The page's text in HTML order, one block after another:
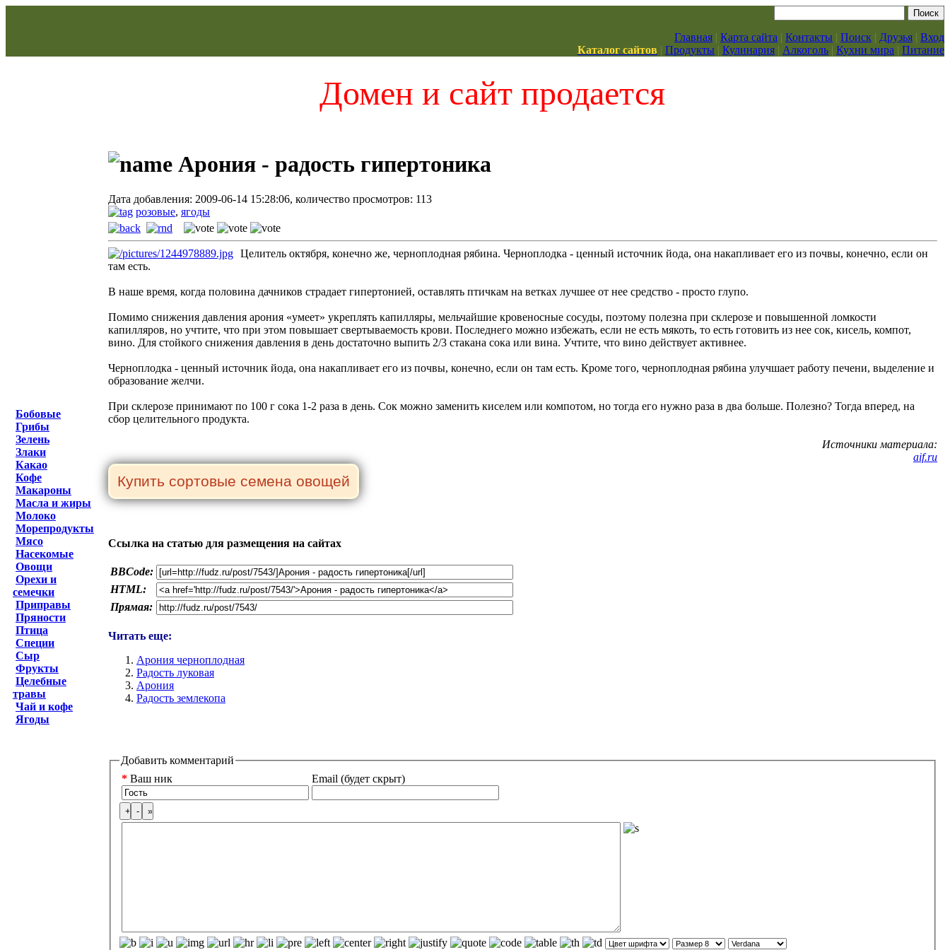
Главная | Карта сайта | Контакты | Поиск | Друзья | Вход
Каталог сайтов | Продукты | Кулинария | Алкоголь | Кухни мира | Питание
Домен и сайт продается
Бобовые
Грибы
Зелень
Злаки
Какао
Кофе
Макароны
Масла и жиры
Молоко
Морепродукты
Мясо
Насекомые
Овощи
Орехи и
семечки
Приправы
Пряности
Птица
Специи
Сыр
Фрукты
Целебные
травы
Чай и кофе
Ягоды
Арония - радость гипертоника
Дата добавления: 2009-06-14 15:28:06, количество просмотров: 113
розовые, ягоды
Целитель октября, конечно же, черноплодная рябина. Черноплодка - ценный источник йода, она накапливает его из почвы, конечно, если он
там есть.
В наше время, когда половина дачников страдает гипертонией, оставлять птичкам на ветках лучшее от нее средство - просто глупо.
Помимо снижения давления арония «умеет» укреплять капилляры, мельчайшие кровеносные сосуды, поэтому полезна при склерозе и повышенной ломкости
капилляров, но учтите, что при этом повышает свертываемость крови. Последнего можно избежать, если не есть мякоть, то есть готовить из нее сок, кисель, компот,
вино. Для стойкого снижения давления в день достаточно выпить 2/3 стакана сока или вина. Учтите, что вино действует активнее.
Черноплодка - ценный источник йода, она накапливает его из почвы, конечно, если он там есть. Кроме того, черноплодная рябина улучшает работу печени, выделение и
образование желчи.
При склерозе принимают по 100 г сока 1-2 раза в день. Сок можно заменить киселем или компотом, но тогда его нужно раза в два больше. Полезно? Тогда вперед, на
сбор целительного продукта.
Источники материала:
aif.ru
Ссылка на статью для размещения на сайтах
BBCode:
HTML:
Прямая:
Читать еще:
Арония черноплодная
Радость луковая
Арония
Радость землекопа
Добавить комментарий
* Ваш ник Email (будет скрыт)